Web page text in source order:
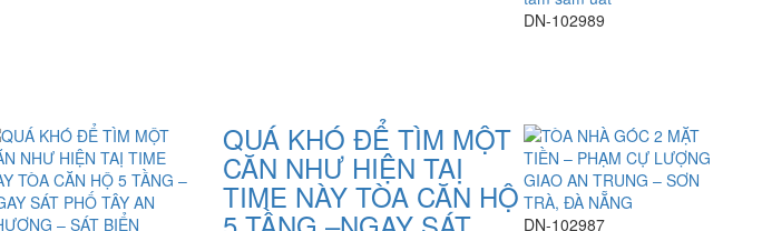
DN-102989
QUÁ KHÓ ĐỂ TÌM MỘT
CĂN NHƯ HIỆN TAỊ
TIME NÀY TÒA CĂN HỘ
DN-102987